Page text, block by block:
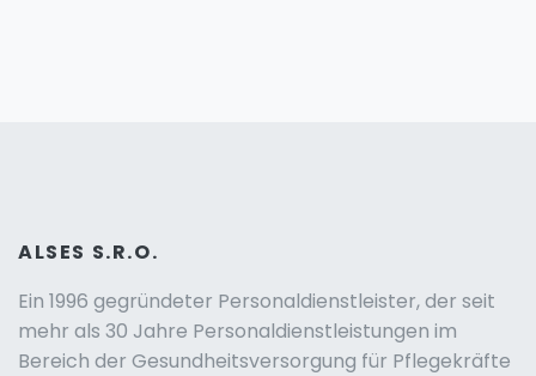
ALSES S.R.O.
Ein 1996 gegründeter Personaldienstleister, der seit
mehr als 30 Jahre Personaldienstleistungen im
Bereich der Gesundheitsversorgung für Pflegekräfte